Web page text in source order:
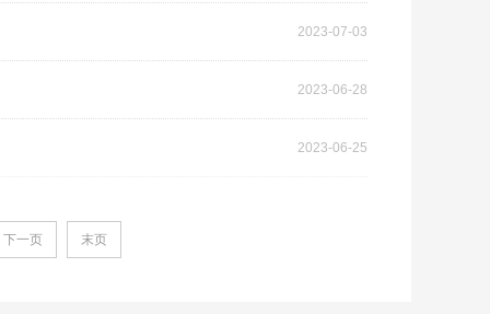
2023-07-03
2023-06-28
2023-06-25
下一页 末页